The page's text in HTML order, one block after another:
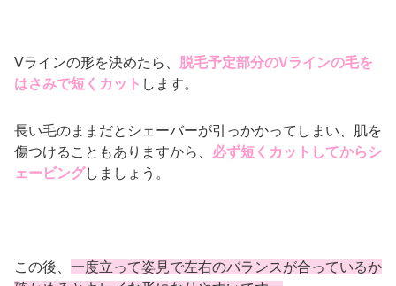
Vラインの形を決めたら、
脱毛予定部分のVラインの毛を
はさみで短くカット します。
長い毛のままだとシェーバーが引っかかってしまい、肌を
傷つけることもありますから、 必ず短くカットしてからシ
ェービングしましょう。
この後、 一度立って姿見で左右のバランスが合っているか